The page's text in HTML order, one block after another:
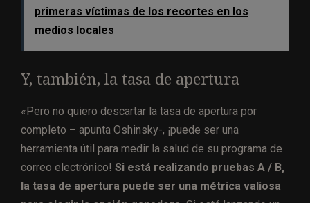
primeras víctimas de los recortes en los
medios locales
Y, también, la tasa de apertura
«Pero no quiero descartar la tasa de apertura por
completo – apunta Oshinsky-, ¡puede ser una
herramienta útil para medir la salud de su programa de
correo electrónico! Si está realizando pruebas A / B,
la tasa de apertura puede ser una métrica valiosa